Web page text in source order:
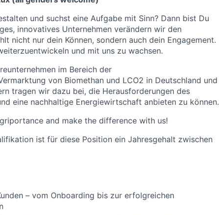
und suchst eine Aufgabe mit Sinn? Dann bist Du
innovatives Unternehmen verändern wir den
nicht nur dein Können, sondern auch dein Engagement.
und mit uns zu wachsen.
im Bereich der
von Biomethan und LCO2 in Deutschland und
tragen wir dazu bei, die Herausforderungen des
eine nachhaltige Energiewirtschaft anbieten zu können.
and make the difference with us!
ist für diese Position ein Jahresgehalt zwischen
– vom Onboarding bis zur erfolgreichen